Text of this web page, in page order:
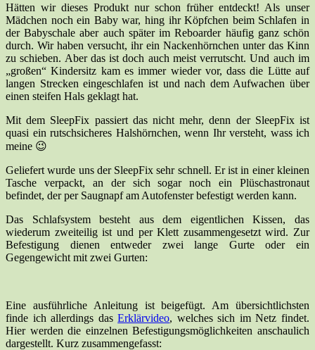
Hätten wir dieses Produkt nur schon früher entdeckt! Als unser
Mädchen noch ein Baby war, hing ihr Köpfchen beim Schlafen in
der Babyschale aber auch später im Reboarder häufig ganz schön
durch. Wir haben versucht, ihr ein Nackenhörnchen unter das Kinn
zu schieben. Aber das ist doch auch meist verrutscht. Und auch im
„großen“ Kindersitz kam es immer wieder vor, dass die Lütte auf
langen Strecken eingeschlafen ist und nach dem Aufwachen über
einen steifen Hals geklagt hat.
Mit dem SleepFix passiert das nicht mehr, denn der SleepFix ist
quasi ein rutschsicheres Halshörnchen, wenn Ihr versteht, wass ich
meine 😉
Geliefert wurde uns der SleepFix sehr schnell. Er ist in einer kleinen
Tasche verpackt, an der sich sogar noch ein Plüschastronaut
befindet, der per Saugnapf am Autofenster befestigt werden kann.
Das Schlafsystem besteht aus dem eigentlichen Kissen, das
wiederum zweiteilig ist und per Klett zusammengesetzt wird. Zur
Befestigung dienen entweder zwei lange Gurte oder ein
Gegengewicht mit zwei Gurten:
Eine ausführliche Anleitung ist beigefügt. Am übersichtlichsten
finde ich allerdings dasErklärvideo, welches sich im Netz findet.
Hier werden die einzelnen Befestigungsmöglichkeiten anschaulich
dargestellt. Kurz zusammengefasst: